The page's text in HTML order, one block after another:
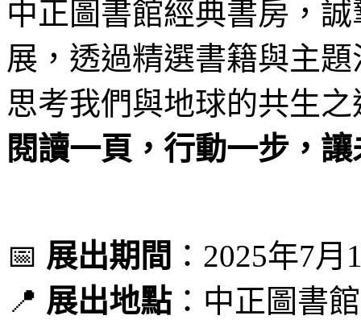
中正圖書館經典書房，
展，透過精選書籍與主
思考我們與地球的共生之
閱讀一頁，行動一步，
📅 展出期間 ：2025年7
📍 展出地點：中正圖書